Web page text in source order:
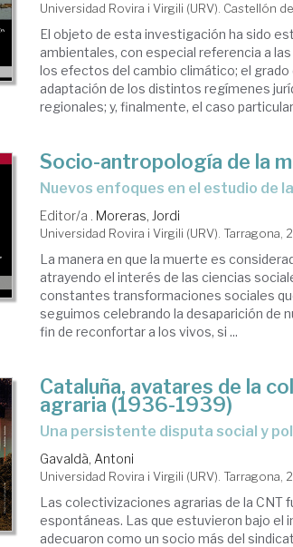
Universidad Rovira i Virgili (URV). Castellón
El objeto de esta investigación ha sido
ambientales, con especial referencia a
los efectos del cambio climático; el grado
adaptación de los distintos regímenes
regionales; y, finalmente, el caso particular
Socio-antropología de la
nuevos enfoques en el estudio de
Editor/a . Moreras, Jordi
Universidad Rovira i Virgili (URV). Tarragona,
La manera en que la muerte es
atrayendo el interés de las ciencias
constantes transformaciones sociales
seguimos celebrando la desaparición de
fin de reconfortar a los vivos, si ...
Cataluña, avatares de la
agraria (1936-1939)
una persistente disputa social y
Gavaldà, Antoni
Universidad Rovira i Virgili (URV). Tarragona,
Las colectivizaciones agrarias de la CNT
espontáneas. Las que estuvieron bajo el
adecuaron como un socio más del